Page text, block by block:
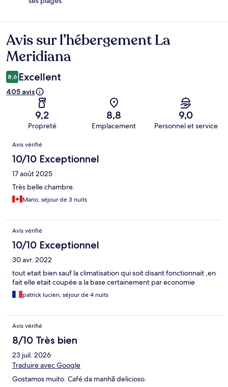
Avis
Avis sur l’hébergement La
Meridiana
8,6 Excellent
405 avis
9,2
Propreté
8,8
Emplacement
9,0
Personnel et service
Avis
Avis vérifié
10/10 Exceptionnel
17 août 2025
Très belle chambre.
Mario, séjour de 3 nuits
Avis vérifié
10/10 Exceptionnel
30 avr. 2022
tout etait bien sauf la climatisation qui soit disant fonctionnait ,en
fait elle etait coupée a la base certainement par economie
patrick lucien, séjour de 4 nuits
Avis vérifié
8/10 Très bien
23 juil. 2026
Traduire avec Google
Gostamos muito. Café da manhã delicioso.